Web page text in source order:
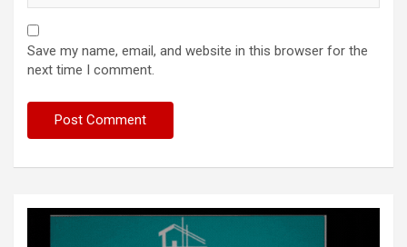
Save my name, email, and website in this browser for the
next time I comment.